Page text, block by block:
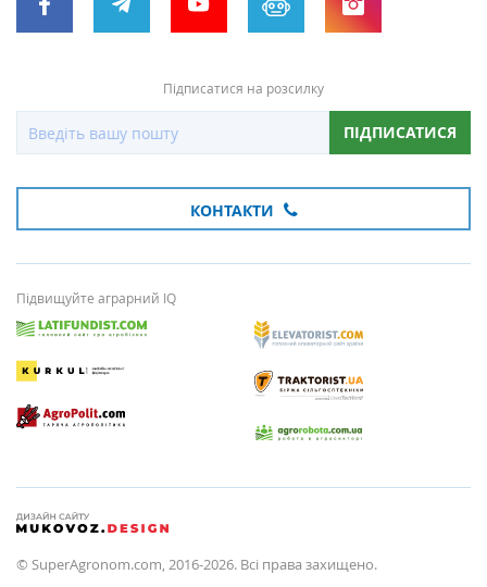
Підписатися на розсилку
ПІДПИСАТИСЯ
КОНТАКТИ
Підвищуйте аграрний IQ
© SuperAgronom.com, 2016-2026. Всі права захищено.